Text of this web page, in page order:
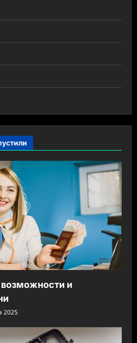
и
2025